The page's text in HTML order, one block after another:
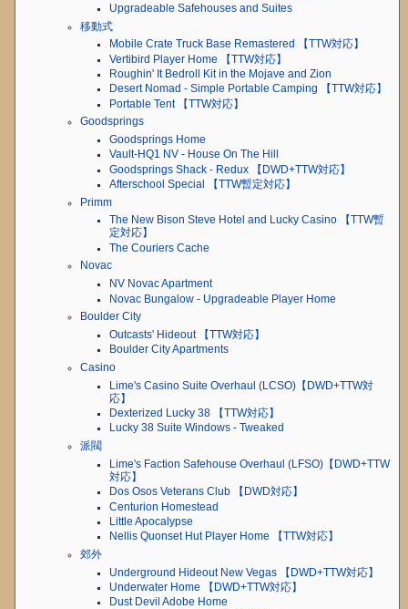
Upgradeable Safehouses and Suites
移動式
Mobile Crate Truck Base Remastered 【TTW対応】
Vertibird Player Home 【TTW対応】
Roughin' It Bedroll Kit in the Mojave and Zion
Desert Nomad - Simple Portable Camping 【TTW対応】
Portable Tent 【TTW対応】
Goodsprings
Goodsprings Home
Vault-HQ1 NV - House On The Hill
Goodsprings Shack - Redux 【DWD+TTW対応】
Afterschool Special 【TTW暫定対応】
Primm
The New Bison Steve Hotel and Lucky Casino 【TTW暫
定対応】
The Couriers Cache
Novac
NV Novac Apartment
Novac Bungalow - Upgradeable Player Home
Boulder City
Outcasts' Hideout 【TTW対応】
Boulder City Apartments
Casino
Lime's Casino Suite Overhaul (LCSO)【DWD+TTW対
応】
Dexterized Lucky 38 【TTW対応】
Lucky 38 Suite Windows - Tweaked
派閥
Lime's Faction Safehouse Overhaul (LFSO)【DWD+TTW
対応】
Dos Osos Veterans Club 【DWD対応】
Centurion Homestead
Little Apocalypse
Nellis Quonset Hut Player Home 【TTW対応】
郊外
Underground Hideout New Vegas 【DWD+TTW対応】
Underwater Home 【DWD+TTW対応】
Dust Devil Adobe Home